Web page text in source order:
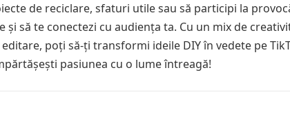
de reciclare, sfaturi utile sau să participi la
și să te conectezi cu audiența ta. Cu un mix de
poți să-ți transformi ideile DIY în vedete pe
pasiunea cu o lume întreagă!